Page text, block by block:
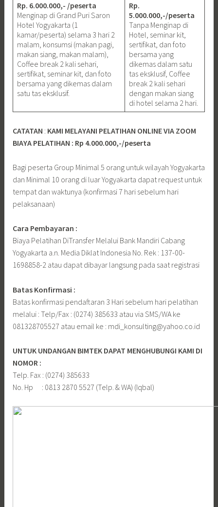
Rp. 6.000.000,- /peserta
Menginap di Grand Puri Saron
Hotel Yogyakarta (1
kamar/peserta) selama 3 hari 2
malam, konsumsi (makan pagi,
makan siang, makan malam),
Coffee break 2 kali sehari,
sertifikat, seminar kit, dan foto
bersama yang dikemas dalam
satu tas eksklusif.
Rp.
5.000.000,-/peserta
Tanpa Menginap di
Hotel, seminar kit,
sertifikat, dan foto
bersama yang
dikemas dalam satu
tas eksklusif, Coffee
break 2 kali sehari
dengan makan siang
di hotel selama 2 hari.
CATATAN : KAMI MELAYANI PELATIHAN ONLINE VIA ZOOM
BIAYA PELATIHAN : Rp 4.000.000,-/peserta
Bagi peserta Group Minimal 5 orang untuk wilayah Yogyakarta
dan Minimal 10 orang di luar Yogyakarta dapat request untuk
tempat dan waktunya (konfirmasi 7 hari sebelum hari
pelaksanaan)
Cara Pembayaran :
Biaya Pelatihan DiTransfer Melalui Bank Mandiri Cabang
Yogyakarta a.n. Media Diklat Indonesia No. Rek : 137-00-
1698858-2 atau dapat dibayar langsung pada saat registrasi
Batas Konfirmasi :
Batas konfirmasi pendaftaran 3 Hari sebelum hari pelatihan
melalui : Telp/Fax : (0274) 385633 atau via SMS/WA ke
081328705527 atau email ke : mdi_konsulting@yahoo.co.id
UNTUK UNDANGAN BIMTEK DAPAT MENGHUBUNGI KAMI DI
NOMOR :
Telp. Fax : (0274) 385633
No. Hp : 0813 2870 5527 (Telp. & WA) (Iqbal)